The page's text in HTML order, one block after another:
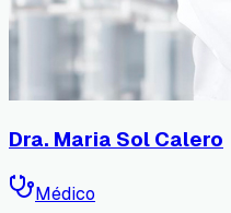
Dra. Maria Sol Calero
Médico